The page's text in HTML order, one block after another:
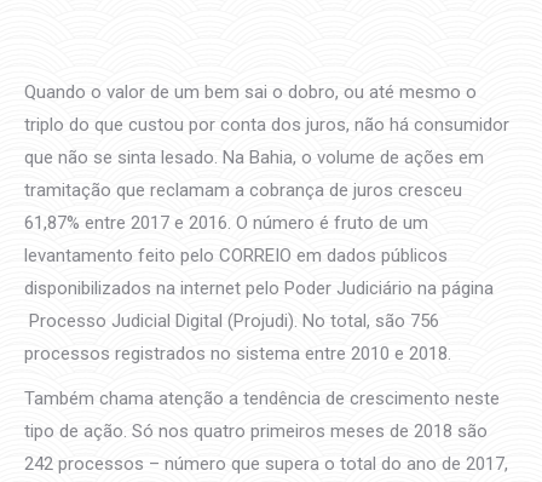
Quando o valor de um bem sai o dobro, ou até mesmo o
triplo do que custou por conta dos juros, não há consumidor
que não se sinta lesado. Na Bahia, o volume de ações em
tramitação que reclamam a cobrança de juros cresceu
61,87% entre 2017 e 2016. O número é fruto de um
levantamento feito pelo CORREIO em dados públicos
disponibilizados na internet pelo Poder Judiciário na página
Processo Judicial Digital (Projudi). No total, são 756
processos registrados no sistema entre 2010 e 2018.
Também chama atenção a tendência de crescimento neste
tipo de ação. Só nos quatro primeiros meses de 2018 são
242 processos – número que supera o total do ano de 2017,